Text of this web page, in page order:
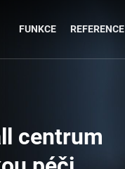
FUNKCE REFERENCE
centrum